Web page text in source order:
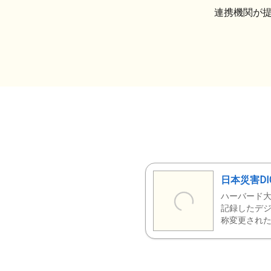
連携機関が
日本災害
ハーバード
記録したデ
称変更された